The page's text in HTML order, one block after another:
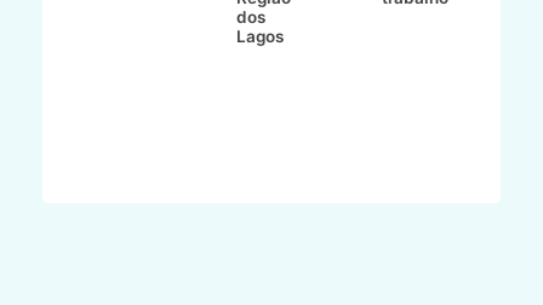
dos
Lagos